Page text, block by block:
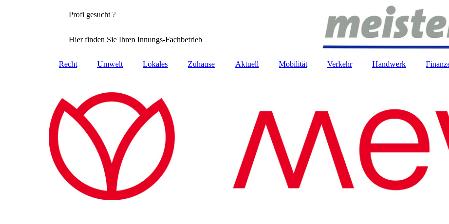
Profi gesucht ?
Hier finden Sie Ihren Innungs-Fachbetrieb
Recht Umwelt Lokales Zuhause Aktuell Mobilität Verkehr Handwerk